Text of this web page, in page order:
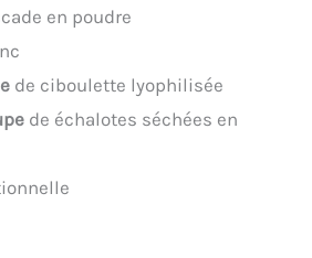
en poudre
de ciboulette lyophilisée
de échalotes séchées en